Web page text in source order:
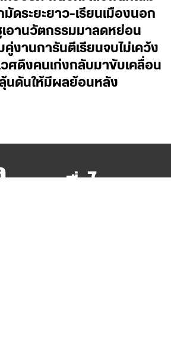
ดระยะยาว-เรียนเมืองนอก
เอานวัตกรรมมาลดหย่อน
คู่งานการันตีเรียนจบไม่เคว้ง
ศดึงคนเก่งกลับมาขับเคลื่อน
นดันให้มีผลย้อนหลัง